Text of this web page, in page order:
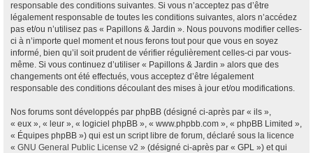
responsable des conditions suivantes. Si vous n’acceptez pas d’être
légalement responsable de toutes les conditions suivantes, alors n’accédez
pas et/ou n’utilisez pas « Papillons & Jardin ». Nous pouvons modifier celles-
ci à n’importe quel moment et nous ferons tout pour que vous en soyez
informé, bien qu’il soit prudent de vérifier régulièrement celles-ci par vous-
même. Si vous continuez d’utiliser « Papillons & Jardin » alors que des
changements ont été effectués, vous acceptez d’être légalement
responsable des conditions découlant des mises à jour et/ou modifications.
Nos forums sont développés par phpBB (désigné ci-après par « ils »,
« eux », « leur », « logiciel phpBB », « www.phpbb.com », « phpBB Limited »,
« Équipes phpBB ») qui est un script libre de forum, déclaré sous la licence
« GNU General Public License v2 » (désigné ci-après par « GPL ») et qui